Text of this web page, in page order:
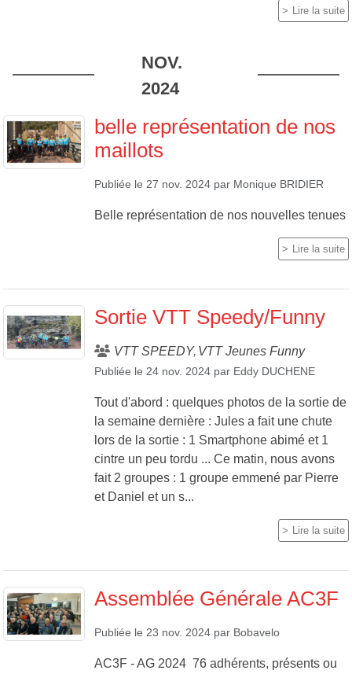
Lire la suite
NOV.
2024
belle représentation de nos
maillots
Publiée le 27 nov. 2024 par Monique BRIDIER
Belle représentation de nos nouvelles tenues
Lire la suite
Sortie VTT Speedy/Funny
VTT SPEEDY VTT Jeunes Funny
Publiée le 24 nov. 2024 par Eddy DUCHENE
Tout d'abord : quelques photos de la sortie de
la semaine dernière : Jules a fait une chute
lors de la sortie : 1 Smartphone abimé et 1
cintre un peu tordu ... Ce matin, nous avons
fait 2 groupes : 1 groupe emmené par Pierre
et Daniel et un s...
Lire la suite
Assemblée Générale AC3F
Publiée le 23 nov. 2024 par Bobavelo
AC3F - AG 2024 76 adhérents, présents ou